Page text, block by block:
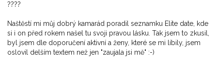
????
Naštěstí mi můj dobrý kamarád poradil seznamku Elite date, kde
si i on před rokem našel tu svoji pravou lásku. Tak jsem to zkusil,
byl jsem dle doporučení aktivní a ženy, které se mi líbily, jsem
oslovil delším textem než jen "zaujala jsi mě" :-)